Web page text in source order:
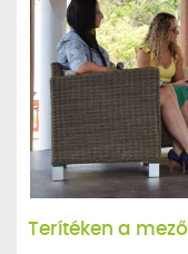
Terítéken a